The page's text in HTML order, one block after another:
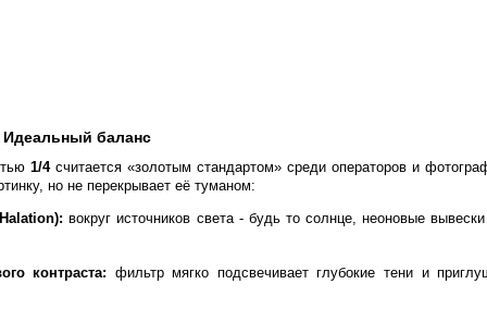
Идеальный баланс
1/4считается «золотым стандартом» среди операторов и
но не перекрывает её туманом:
вокруг источников света - будь то солнце, неоновые
контраста: фильтр мягко подсвечивает глубокие тени и